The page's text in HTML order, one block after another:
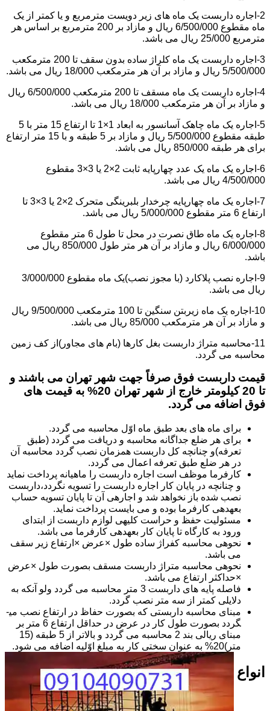
2-اجاره داربست یک ماه های زیر دویست مترمربع و یا کمتر از یک
ماه مقطوع 6/500/000 ریال و مازاد بر 200 مترمربع بر اساس هر
مترمربع 25/000 ریال می باشد.
3-اجاره داربست یک ماه کلراژ ساده بدون سقف تا 200 مترمکعب
5/500/000 ریال و مازاد بر آن هر مترمکعب 18/000 ریال می باشد.
4-اجاره داربست یک ماه مسقف تا 200 مترمکعب 6/500/000 ریال
و مازاد بر آن هر مترمکعب 18/000 ریال می باشد.
5-اجاره یک ماه چاهک آسانسور به ابعاد 1×1 تا ارتفاع 15 متر با 5
طبقه مقطوع 5/500/000 ریال و مازاد بر 5 طبقه و با 15 متر ارتفاع
برای هر طبقه 850/000 ریال می باشد.
6-اجاره یک ماه یک عدد چهارپایه ثابت 2×2 یا 3×3 مقطوع
4/500/000 ریال می باشد.
7-اجاره یک ماه چهارپایه چرخدار بلبرینگی متحرک 2×2 یا 3×3 تا
ارتفاع 6 متر مقطوع 5/000/000 ریال می باشد.
8-اجاره یک ماه طاق نصرت در محل تا طول 6 متر مقطوع
6/000/000 ریال و مازاد بر آن هر متر طول 850/000 ریال می
باشد.
9-اجاره نصب پلاکارد (با مجوز نصب)یک ماه مقطوع 3/000/000
ریال می باشد.
10-اجاره یک ماه زیربتن سنگین تا 100 مترمکعب 9/500/000 ریال
و مازاد بر آن هر مترمکعب 85/000 ریال می باشد.
11-محاسبه متراژ داربست بغل کارها (بام های مجاور)از کف زمین
محاسبه می گردد.
قیمت داربست فوق صرفاً جهت شهر تهران می باشند و
تا 20 کیلومتر خارج از شهر تهران 20% به قیمت های
فوق اضافه می گردد.
برای ماه های بعد طبق ماه اوّل محاسبه می گردد.
برای هر ضلع جداگانه محاسبه و دریافت می گردد (طبق
تعرفه)و چنانچه کل داربست همزمان نصب گردد محاسبه آن
در هر ضلع طبق تعرفه اعمال می گردد.
کارفرما موظف است اجاره داربست را ماهیانه پرداخت نماید
و چنانچه در پایان کار اجاره داربست را تسویه نگردد،داربست
نصب شده باز نخواهد شد و اجاره­ی آن تا پایان تسویه حساب
بعهده­ی کارفرما بوده و می بایست پرداخت نماید.
مسئولیت حفظ و حراست کلیه­ی لوازم داربست از ابتدای
ورود به کارگاه تا پایان کار بعهده­ی کارفرما می باشد.
نحوه­ی محاسبه کفراژ ساده طول ×عرض ×ارتفاع زیر سقف
می باشد.
نحوه­ی محاسبه متراژ داربست مسقف بصورت طول ×عرض
×حداکثر ارتفاع می باشد.
فاصله پایه های داربست 3 متر محاسبه می گردد ولو آنکه به
دلایلی کمتر از سه متر نصب گردد.
مبنای محاسبه داربستی که بصورت حفاظ در ارتفاع نصب می­
گردد بصورت طول کار در عرض در حداقل ارتفاع 6 متر بر
مبنای ریالی بند 2 محاسبه می گردد و بالاتر از 5 طبقه (15
متر)20% به عنوان سختی کار به مبلغ اوّلیه اضافه می شود.
انواع